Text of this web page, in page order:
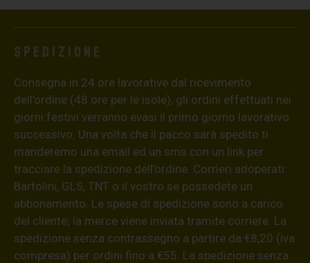
Spedizione
Consegna in 24 ore lavorative dal ricevimento
dell’ordine (48 ore per le isole), gli ordini effettuati nei
giorni festivi verranno evasi il primo giorno lavorativo
successivo. Una volta che il pacco sarà spedito ti
manderemo una email ed un sms con un link per
tracciare la spedizione dell’ordine. Corrieri adoperati:
Bartolini, GLS, TNT o il vostro se possedete un
abbonamento. Le spese di spedizione sono a carico
del cliente; la merce viene inviata tramite corriere. La
spedizione senza contrassegno a partire da €8,20 (iva
compresa) per ordini fino a €55. La spedizione senza